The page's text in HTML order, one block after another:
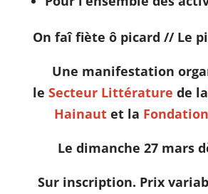
On faî fiète ô picard // Le
Une manifestation
le Secteur Littérature de la
Hainaut et la
Le dimanche 27 mars
Sur inscription. Prix